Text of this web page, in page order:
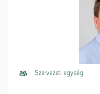
Szervezeti egység